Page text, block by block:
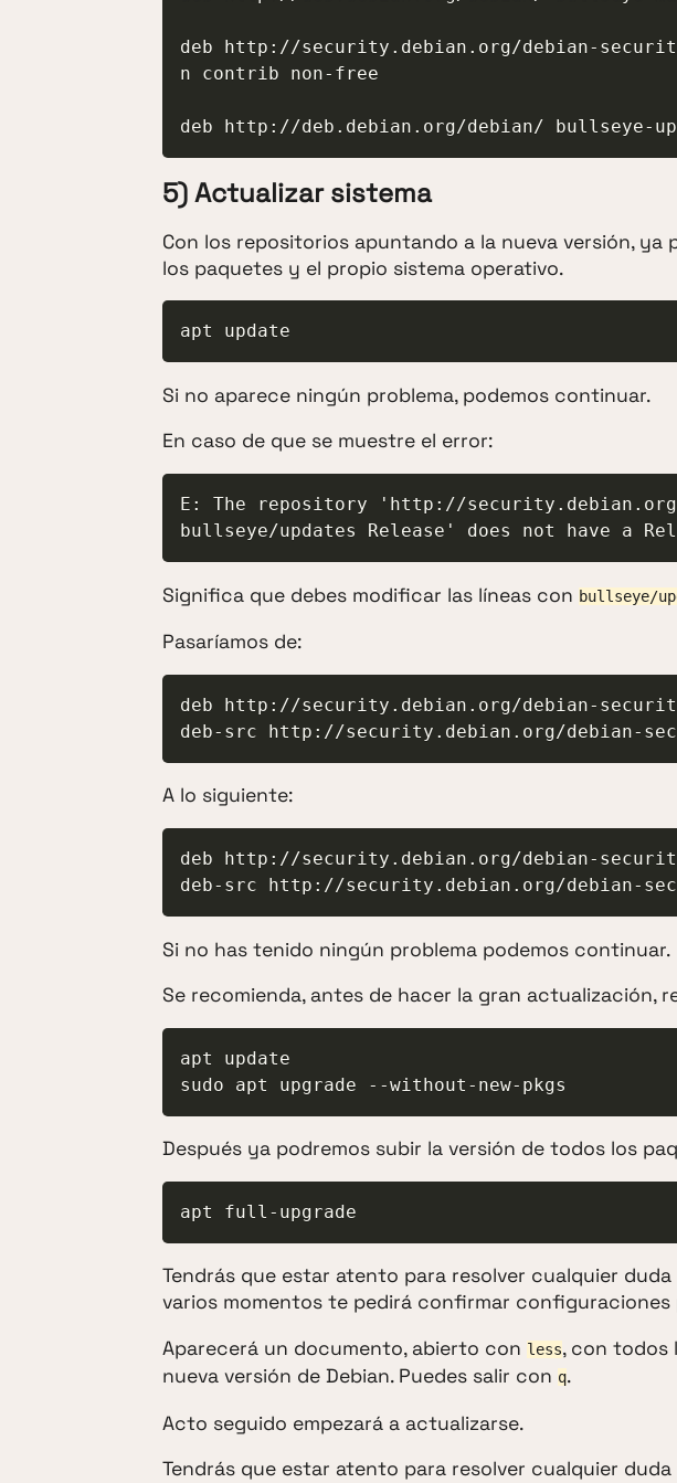
deb http://security.debian.org/debian-
n contrib non-free
5) Actualizar sistema
Con los repositorios apuntando a la nueva versión, ya
los paquetes y el propio sistema operativo.
apt update
Si no aparece ningún problema, podemos continuar.
En caso de que se muestre el error:
E: The repository 'http://
bullseye/updates Release' does not have a
Significa que debes modificar las líneas con bullseye/
Pasaríamos de:
deb http://security.debian.org/debian-
deb-src http://security.debian.org/debian-
A lo siguiente:
deb http://security.debian.org/debian-
deb-src http://security.debian.org/debian-
Si no has tenido ningún problema podemos continuar.
Se recomienda, antes de hacer la gran actualización,
apt update
sudo apt upgrade --without-new-pkgs
Después ya podremos subir la versión de todos los
apt full-upgrade
Tendrás que estar atento para resolver cualquier
varios momentos te pedirá confirmar configuraciones
Aparecerá un documento, abierto con less, con todos
nueva versión de Debian. Puedes salir con q.
Acto seguido empezará a actualizarse.
Tendrás que estar atento para resolver cualquier